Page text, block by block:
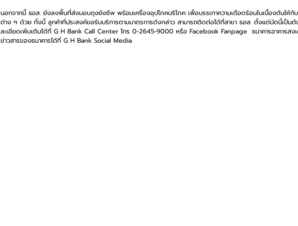
นอกจากนี้ ธอส. ยังลงพื้นที่ส่งมอบถุงยังชีพ พร้อมเครื่องอุปโภคบริโภค เพื่อบรรเทาความเดือดร้อนในเบื้องต้นให้กั
ต่าง ๆ ด้วย ทั้งนี้ ลูกค้าที่ประสงค์ขอรับบริการตามมาตรการดังกล่าว สามารถติดต่อได้ที่สาขา ธอส. ตั้งแต่บัดนี้เป็นต้
ละเอียดเพิ่มเติมได้ที่ G H Bank Call Center โทร 0-2645-9000 หรือ Facebook Fanpage  ธนาคารอาคารสงเ
ข่าวสารของธนาคารได้ที่ G H Bank Social Media